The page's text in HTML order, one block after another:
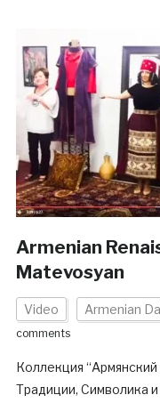
Armenian
Matevosyan
Video Armenian
comments
Коллекция
Традиции, Символика